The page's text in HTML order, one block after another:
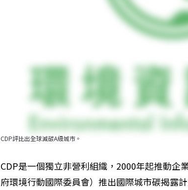
CDP評比出全球減碳A級城市。
CDP是一個獨立非營利組織，2000年起推動企
府環境行動國際委員會）推出國際城市碳揭露